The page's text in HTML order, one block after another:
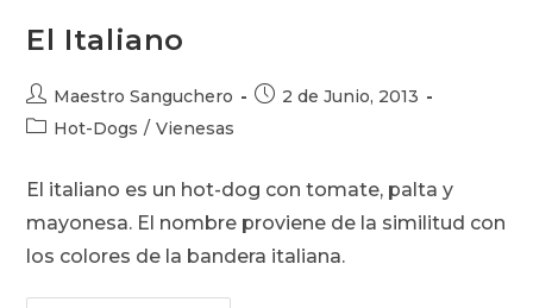
El Italiano
Autor
de
Maestro Sanguchero
Publicación
2 de Junio, 2013
Categoría
entrada:
Hot-Dogs / Vienesas
El italiano es un hot-dog con tomate, palta y
mayonesa. El nombre proviene de la similitud con
los colores de la bandera italiana.